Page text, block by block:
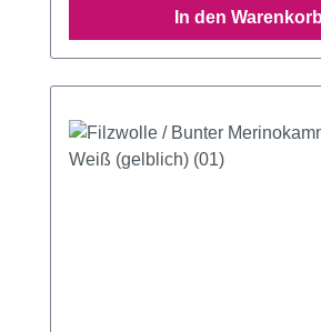
In den Warenkorb